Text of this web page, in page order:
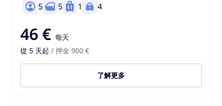
5 5 1 4
46 € 每天
從 5 天起 / 押金 900 €
了解更多